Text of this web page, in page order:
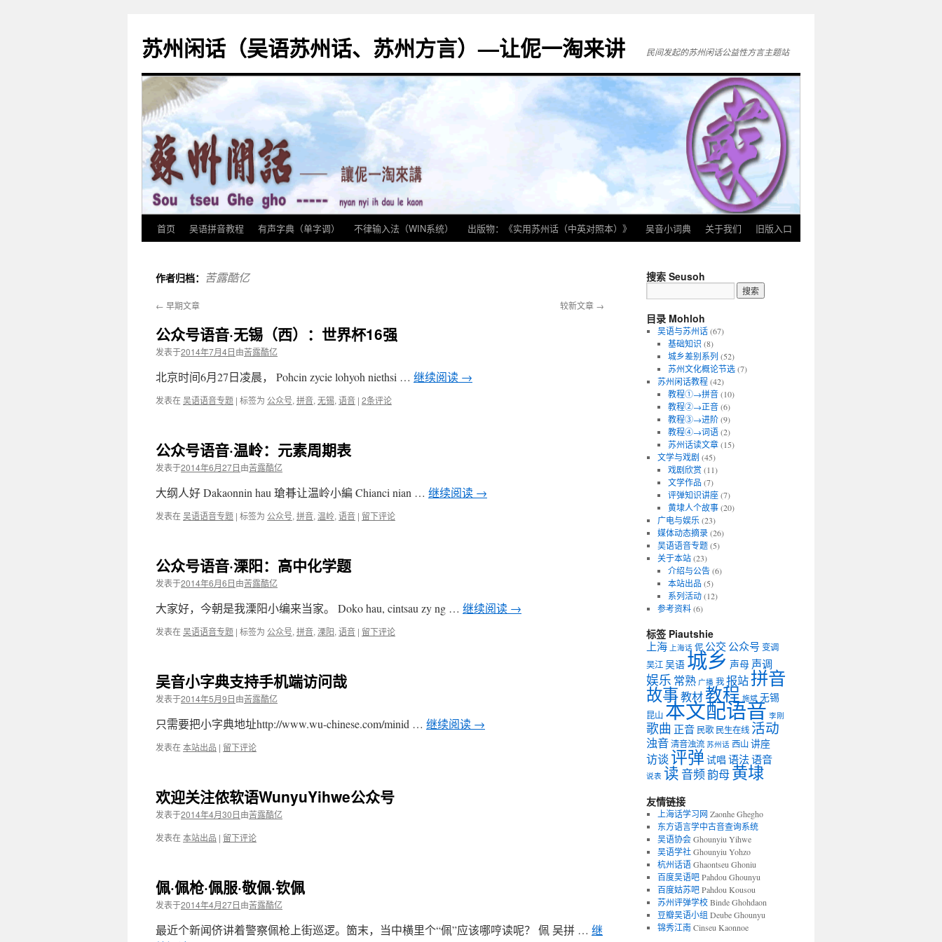
苏州闲话（吴语苏州话、苏州方言）—让伲一淘来讲 民间发起的苏州闲话公益性方言主题站
正
文
首页 吴语拼音教程 有声字典（单字调） 不律输入法（WIN系统） 出版物：《实用苏州话（中英对照本）》 吴音小词典 关于我们 旧版入口
作者归档： 苦露酷亿
← 早期文章 较新文章 →
公众号语音·无锡（西）：世界杯16强
发表于2014年7月4日由苦露酷亿
北京时间6月27日凌晨， Pohcin zycie lohyoh niethsi … 继续阅读 →
发表在吴语语音专题 | 标签为 公众号, 拼音, 无锡, 语音 | 2条评论
公众号语音·温岭：元素周期表
发表于2014年6月27日由苦露酷亿
大纲人好 Dakaonnin hau 瑲朞让温岭小編 Chianci nian … 继续阅读 →
发表在吴语语音专题 | 标签为 公众号, 拼音, 温岭, 语音 | 留下评论
公众号语音·溧阳：高中化学题
发表于2014年6月6日由苦露酷亿
大家好，今朝是我溧阳小编来当家。 Doko hau, cintsau zy ng … 继续阅读 →
发表在吴语语音专题 | 标签为 公众号, 拼音, 溧阳, 语音 | 留下评论
吴音小字典支持手机端访问哉
发表于2014年5月9日由苦露酷亿
只需要把小字典地址http://www.wu-chinese.com/minid … 继续阅读 →
发表在本站出品 | 留下评论
欢迎关注侬软语WunyuYihwe公众号
发表于2014年4月30日由苦露酷亿
发表在本站出品 | 留下评论
佩·佩枪·佩服·敬佩·钦佩
发表于2014年4月27日由苦露酷亿
最近个新闻侪讲着警察佩枪上街巡逻。箇末，当中横里个“佩”应该哪哼读呢？ 佩 吴拼 … 继
搜索 Seusoh
目录 Mohloh
吴语与苏州话(67)
基础知识 (8)
城乡差别系列 (52)
苏州文化概论节选(7)
苏州闲话教程(42)
教程①→拼音(10)
教程②→正音(6)
教程③→进阶(9)
教程④→词语(2)
苏州话读文章(15)
文学与戏剧 (45)
戏剧欣赏 (11)
文学作品 (7)
评弹知识讲座(7)
黄埭人个故事(20)
广电与娱乐 (23)
媒体动态摘录(26)
吴语语音专题(5)
关于本站(23)
介绍与公告(6)
本站出品 (5)
系列活动(12)
参考资料(6)
标签 Piautshie
上海 上海话 伲 公交 公众号变调
吴江吴语城乡 声母 声调
娱乐 常熟 广播 我报站拼音
故事教材教程 施斌 无锡
昆山 本文配语音 李刚
歌曲 正音 民歌 民生在线 活动
浊音清音浊流 苏州话 西山讲座
访谈评弹 试唱 语法语音
说表 读 音频韵母黄埭
友情链接
上海话学习网 Zaonhe Ghegho
东方语言学中古音查询系统
吴语协会Ghounyiu Yihwe
吴语学社Ghounyiu Yohzo
杭州话语Ghaontseu Ghoniu
百度吴语吧Pahdou Ghounyu
百度姑苏吧Pahdou Kousou
苏州评弹学校Binde Ghohdaon
豆瓣吴语小组 Deube Ghounyu
锦秀江南Cinseu Kaonnoe